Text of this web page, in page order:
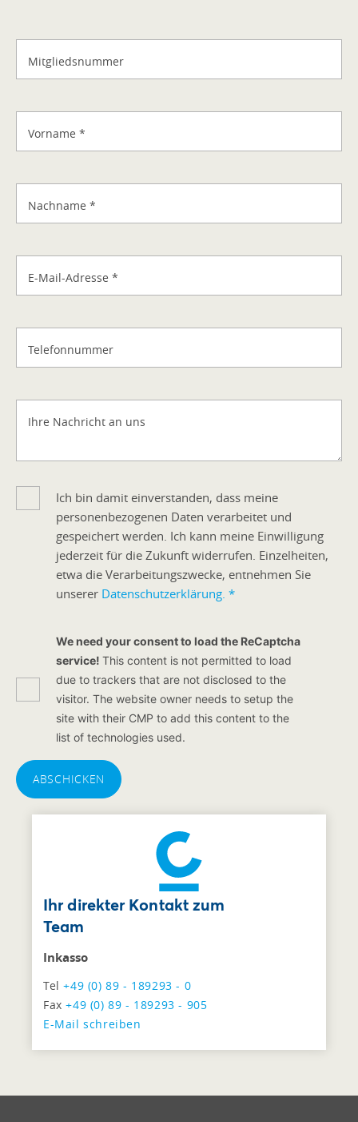
Mitgliedsnummer
Vorname *
Nachname *
E-Mail-Adresse *
Telefonnummer
Ihre Nachricht an uns
Ich bin damit einverstanden, dass meine
personenbezogenen Daten verarbeitet und
gespeichert werden. Ich kann meine Einwilligung
jederzeit für die Zukunft widerrufen. Einzelheiten,
etwa die Verarbeitungszwecke, entnehmen Sie
unserer Datenschutzerklärung. *
We need your consent to load the ReCaptcha
service! This content is not permitted to load
due to trackers that are not disclosed to the
visitor. The website owner needs to setup the
site with their CMP to add this content to the
list of technologies used.
ABSCHICKEN
Ihr direkter Kontakt zum
Team
Inkasso
Tel+49 (0) 89 - 189293 - 0
Fax+49 (0) 89 - 189293 - 905
E-Mail schreiben